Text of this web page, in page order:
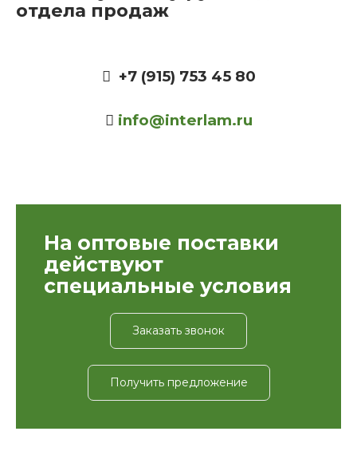
отдела продаж
+7 (915) 753 45 80
info@interlam.ru
На оптовые поставки
действуют
специальные условия
Заказать звонок
Получить предложение